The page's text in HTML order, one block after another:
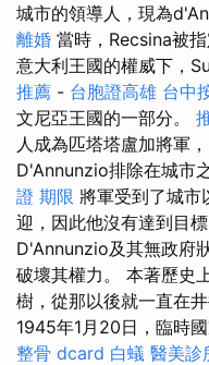
城市的領導人，現為
離婚 當時，Recsina被
意大利王國的權威下，
推薦 - 台胞證高雄 台中
文尼亞王國的一部分。
人成為匹塔塔盧加將軍
D'Annunzio排除在城市
證 期限 將軍受到了城
迎，因此他沒有達到目標
D'Annunzio及其無政府
破壞其權力。 本著歷史
樹，從那以後就一直在井
1945年1月20日，臨時
整骨 dcard 白蟻 醫美診